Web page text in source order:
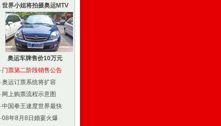
世界小姐将拍摄奥运MTV
奥运车牌售价10万元
·门票第二阶段销售公告
·奥运订票系统将扩容
· 网上购票流程示意图
·中国拳王速度世界最快
·08年8月8日婚宴火爆